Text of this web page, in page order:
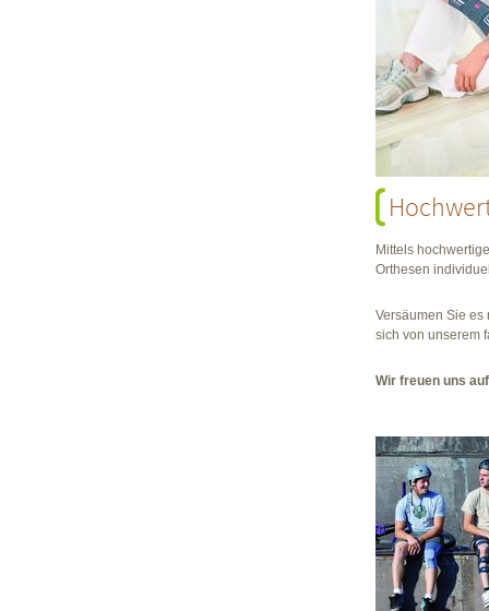
Mittels
Orthesen
Versäumen Sie
sich von unserem
Wir freuen uns